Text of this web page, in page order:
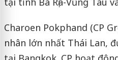
Charoen Pokphand (CP
nhân lớn nhất Thái Lan,